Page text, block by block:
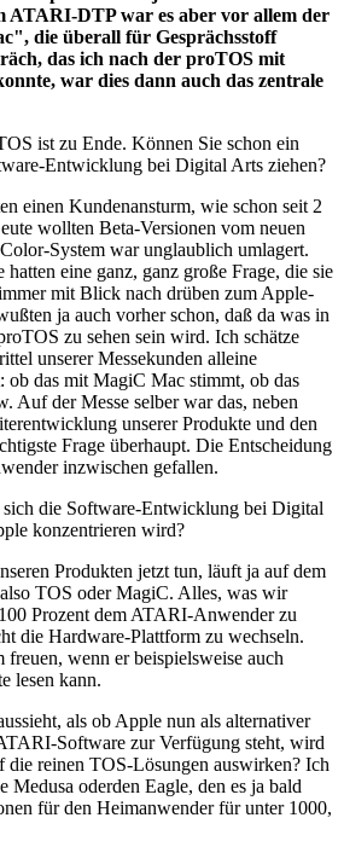
ATARI-DTP war es aber vor allem der
die überall für Gesprächsstoff
das ich nach der proTOS mit
war dies dann auch das zentrale
ist zu Ende. Können Sie schon ein
Entwicklung bei Digital Arts ziehen?
einen Kundenansturm, wie schon seit 2
wollten Beta-Versionen vom neuen
System war unglaublich umlagert.
hatten eine ganz, ganz große Frage, die sie
mit Blick nach drüben zum Apple-
ja auch vorher schon, daß da was in
zu sehen sein wird. Ich schätze
unserer Messekunden alleine
ob das mit MagiC Mac stimmt, ob das
Auf der Messe selber war das, neben
unserer Produkte und den
Frage überhaupt. Die Entscheidung
inzwischen gefallen.
sich die Software-Entwicklung bei Digital
konzentrieren wird?
Produkten jetzt tun, läuft ja auf dem
TOS oder MagiC. Alles, was wir
Prozent dem ATARI-Anwender zu
die Hardware-Plattform zu wechseln.
wenn er beispielsweise auch
lesen kann.
als ob Apple nun als alternativer
Software zur Verfügung steht, wird
die reinen TOS-Lösungen auswirken? Ich
Medusa oderden Eagle, den es ja bald
für den Heimanwender für unter 1000,